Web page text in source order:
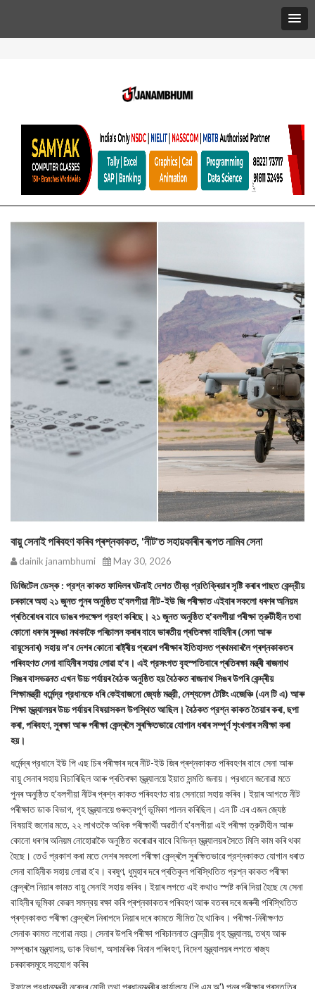
বায়ু সেনাই পৰিবহণ কৰিব প্ৰশ্নকাকত, 'নীট'ত সহায়কাৰীৰ ৰূপত নামিব সেনা
dainik janambhumi May 30, 2026
ডিজিটেল ডেস্ক : প্রশ্ন কাকত ফাদিলৰ ঘটনাই দেশত তীব্র প্রতিক্ৰিয়াৰ সৃষ্টি কৰাৰ পাছত কেন্দ্রীয়
চৰকাৰে অহা ২১ জুনত পুনৰ অনুষ্ঠিত হ'বলগীয়া নীট-ইউ জি পৰীক্ষাত এইবাৰ সকলো ধৰণৰ অনিয়ম
প্ৰতিৰোধৰ বাবে ডাঙৰ পদক্ষেপ গ্রহণ কৰিছে। ২১ জুনত অনুষ্ঠিত হ'বলগীয়া পৰীক্ষা ত্রুটীহীন তথা
কোনো ধৰণৰ সুৰুঙা নথকাকৈ পৰিচালন কৰাৰ বাবে ভাৰতীয় প্ৰতিৰক্ষা বাহিনীৰ (সেনা আৰু
বায়ুসেনাৰ) সহায় ল'ব দেশৰ কোনো ৰাষ্ট্ৰীয় প্ৰৱেশ পৰীক্ষাৰ ইতিহাসত প্ৰথমবাৰলৈ প্ৰশ্নকাকতৰ
পৰিবহণত সেনা বাহিনীৰ সহায় লোৱা হ'ব। এই প্রসংগত বৃহস্পতিবাৰে প্ৰতিৰক্ষা মন্ত্ৰী ৰাজনাথ
সিঙৰ বাসভৱনত এখন উচ্চ পৰ্যায়ৰ বৈঠক অনুষ্ঠিত হয় বৈঠকত ৰাজনাথ সিঙৰ উপৰি কেন্দ্ৰীয়
শিক্ষামন্ত্রী ধর্মেন্দ্র প্রধানকে ধৰি কেইবাজনো জ্যেষ্ঠ মন্ত্রী, নেশ্যনেল টেষ্টিং এজেঞ্চি (এন টি এ) আৰু
শিক্ষা মন্ত্ৰ্যালয়ৰ উচ্চ পৰ্যায়ৰ বিষয়াসকল উপস্থিত আছিল। বৈঠকত প্রশ্ন কাকত তৈয়াৰ কৰা, ছপা
কৰা, পৰিবহণ, সুৰক্ষা আৰু পৰীক্ষা কেন্দ্ৰলৈ সুৰক্ষিতভাৱে যোগান ধৰাৰ সম্পূৰ্ণ শৃংখলাৰ সমীক্ষা কৰা
হয়।
ধর্মেন্দ্ৰ প্রধানে ইউ পি এছ চিৰ পৰীক্ষাৰ দৰে নীট-ইউ জিৰ প্ৰশ্নকাকত পৰিবহণৰ বাবে সেনা আৰু
বায়ু সেনাৰ সহায় বিচাৰিছিল আৰু প্ৰতিৰক্ষা মন্ত্ৰ্যালয়ে ইয়াত সন্মতি জনায়। প্রধানে জনোৱা মতে
পুনৰ অনুষ্ঠিত হ'বলগীয়া নীটৰ প্ৰশ্ন কাকত পৰিবহণত বায় সেনায়ো সহায় কৰিব। ইয়াৰ আগতে নীট
পৰীক্ষাত ডাক বিভাগ, গৃহ মন্ত্র্যালয়ে গুৰুত্বপূৰ্ণ ভূমিকা পালন কৰিছিল। এন টি এৰ এজন জ্যেষ্ঠ
বিষয়াই জনোৱ মতে, ২২ লাখতকৈ অধিক পৰীক্ষাৰ্থী অৱতীৰ্ণ হ'বলগীয়া এই পৰীক্ষা ত্রুটীহীন আৰু
কোনো ধৰণৰ অনিয়ম নোহোৱাকৈ অনুষ্ঠিত কৰোৱাৰ বাবে বিভিন্ন মন্ত্ৰ্যালয়ৰ সৈতে মিলি কাম কৰি থকা
হৈছে। তেওঁ প্রকাশ কৰা মতে দেশৰ সকলো পৰীক্ষা কেন্দ্ৰলৈ সুৰক্ষিতভাৱে প্রশ্নকাকত যোগান ধৰাত
সেনা বাহিনীক সহায় লোৱা হ'ব। বৰষুণ, ধুমুহাৰ দৰে প্ৰতিকূল পৰিস্থিতিত প্রশ্ন কাকত পৰীক্ষা
কেন্দ্ৰলৈ নিয়াৰ কামত বায়ু সেনাই সহায় কৰিব। ইয়াৰ লগতে এই কথাও স্পষ্ট কৰি দিয়া হৈছে যে সেনা
বাহিনীৰ ভূমিকা কেৱল সমন্বয় ৰক্ষা কৰি প্ৰশ্নকাকতৰ পৰিবহণ আৰু বতৰৰ দৰে জৰুৰী পৰিস্থিতিত
প্ৰশ্নকাকত পৰীক্ষা কেন্দ্ৰলৈ নিৰাপদে নিয়াৰ দৰে কামতে সীমিত হৈ থাকিব। পৰীক্ষা-নিৰীক্ষণত
সেনাক কামত লগোৱা নহয়। সেনাৰ উপৰি পৰীক্ষা পৰিচালনাত কেন্দ্রীয় গৃহ মন্ত্ৰ্যালয়, তথ্য আৰু
সম্প্ৰচাৰ মন্ত্ৰ্যালয়, ডাক বিভাগ, অসামৰিক বিমান পৰিবহণ, বিদেশ মন্ত্ৰ্যালয়ৰ লগতে ৰাজ্য
চৰকাৰসমূহে সহযোগ কৰিব
ইফালে প্রধানমন্ত্রী নৰেন্দ্ৰ মোদী তথা প্ৰধানমন্ত্ৰীৰ কাৰ্যালয়ে (পি এম অ') পুনৰ পৰীক্ষাৰ প্ৰস্তুতিৰ